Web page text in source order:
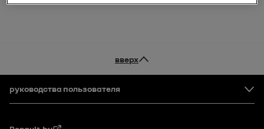
вверх
руководства пользователя